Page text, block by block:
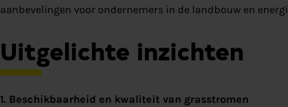
aanbevelingen voor ondernemers in de landbouw en
Uitgelichte inzichten
1. Beschikbaarheid en kwaliteit van grasstromen